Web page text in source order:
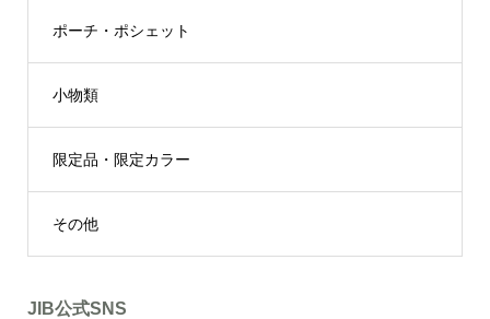
ポーチ・ポシェット
小物類
限定品・限定カラー
その他
JIB公式SNS